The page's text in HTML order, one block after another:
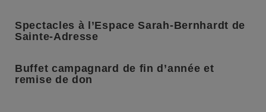
Spectacles à l’Espace Sarah-Bernhardt de
Sainte-Adresse
Buffet campagnard de fin d’année et
remise de don